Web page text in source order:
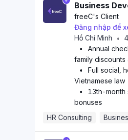
Business
freeC's Client
Đăng nhập để
Hồ Chí Minh
•
•
Annual
family discounts
•
Full social,
Vietnamese law
•
13th-month
bonuses
HR Consulting